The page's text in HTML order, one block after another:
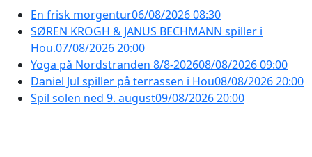
En frisk morgentur06/08/2026 08:30
SØREN KROGH & JANUS BECHMANN spiller i
Hou.07/08/2026 20:00
Yoga på Nordstranden 8/8-202608/08/2026 09:00
Daniel Jul spiller på terrassen i Hou08/08/2026 20:00
Spil solen ned 9. august09/08/2026 20:00